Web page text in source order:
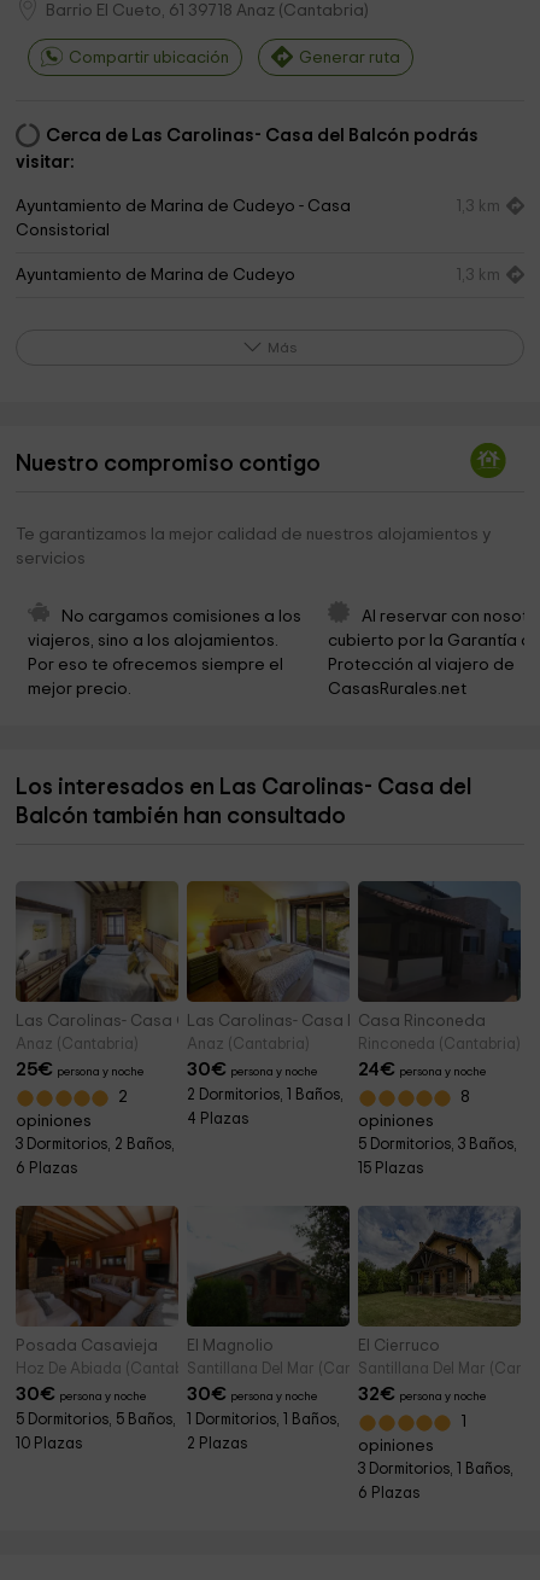
Barrio El Cueto, 61 39718Anaz (Cantabria)
Compartir ubicación Generar ruta
Cerca de Las Carolinas- Casa del Balcón podrás
visitar:
Ayuntamiento de Marina de Cudeyo - Casa
Consistorial
1,3 km
Ayuntamiento de Marina de Cudeyo 1,3 km
Golf pedreña 2,8 km
Cecapa - Centro Canino Parayas 3,4 km
Seve Ballesteros-Santander Airport 4,0 km
4,1 km
San José
Más
Nuestro compromiso contigo
Te garantizamos la mejor calidad de nuestros alojamientos y
servicios
No cargamos comisiones a los
viajeros, sino a los alojamientos.
Por eso te ofrecemos siempre el
mejor precio.
Al reservar con
cubierto por la Garantía
Protección al viajero de
CasasRurales.net
Los interesados en Las Carolinas- Casa del
Balcón también han consultado
Las Carolinas- Casa Green
Anaz (Cantabria)
25€ persona y noche
2
opiniones
3 Dormitorios, 2 Baños,
6 Plazas
Las Carolinas- Casa Nuri
Anaz (Cantabria)
30€ persona y noche
2 Dormitorios, 1 Baños,
4 Plazas
Casa Rinconeda
Rinconeda (Cantabria)
24€ persona y noche
8
opiniones
5 Dormitorios, 3 Baños,
15 Plazas
Posada Casavieja
Hoz De Abiada (Cantabria)
30€ persona y noche
5 Dormitorios, 5 Baños,
10 Plazas
El Magnolio
Santillana Del Mar (Cantabria)
30€ persona y noche
1 Dormitorios, 1 Baños,
2 Plazas
El Cierruco
Santillana Del Mar
32€ persona y noche
opiniones
3 Dormitorios, 1 Baños,
6 Plazas